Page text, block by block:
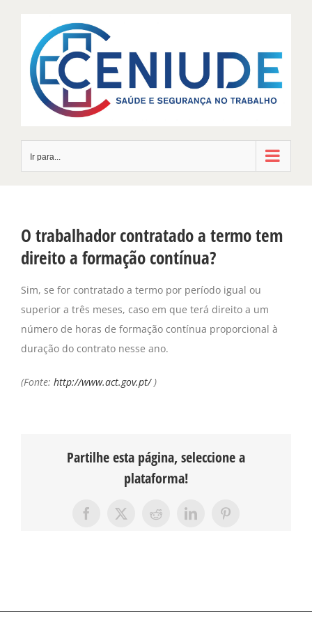
content
Ir para...
O trabalhador contratado a termo tem
direito a formação contínua?
Sim, se for contratado a termo por período igual ou
superior a três meses, caso em que terá direito a um
número de horas de formação contínua proporcional à
duração do contrato nesse ano.
(Fonte: http://www.act.gov.pt/)
Partilhe esta página, seleccione a
plataforma!
Facebook
X RedditLinkedInPinterest